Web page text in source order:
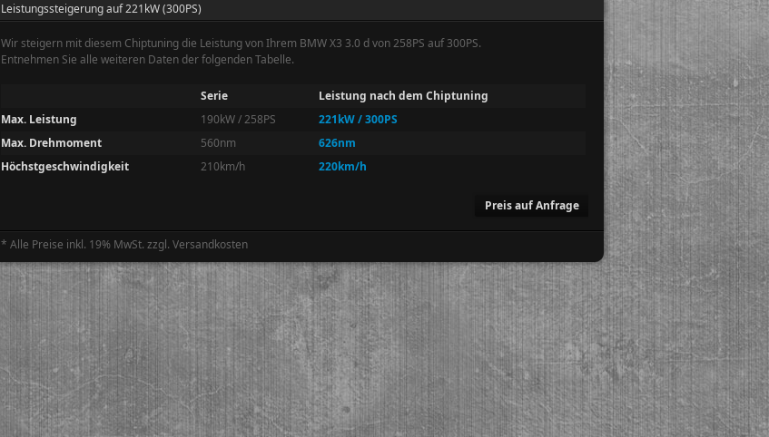
Leistungssteigerung auf 221kW (300PS)
Wir steigern mit diesem Chiptuning die Leistung von Ihrem BMW X3 3.0 d von 258PS auf 300PS.
Entnehmen Sie alle weiteren Daten der folgenden Tabelle.
Serie
Leistung nach dem Chiptuning
Max. Leistung
190kW / 258PS
221kW / 300PS
Max. Drehmoment
560nm
626nm
Höchstgeschwindigkeit
210km/h 220km/h
Preis auf Anfrage
* Alle Preise inkl. 19% MwSt. zzgl. Versandkosten